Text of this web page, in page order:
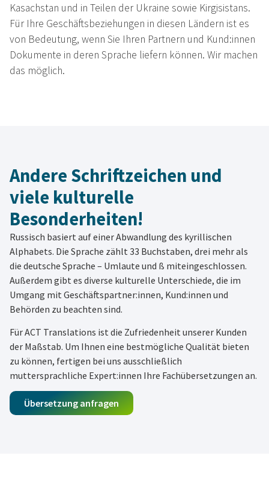
Kasachstan und in Teilen der Ukraine sowie Kirgisistans.
Für Ihre Geschäftsbeziehungen in diesen Ländern ist es
von Bedeutung, wenn Sie Ihren Partnern und Kund:innen
Dokumente in deren Sprache liefern können. Wir machen
das möglich.
Andere Schriftzeichen und
viele kulturelle
Besonderheiten!
Russisch basiert auf einer Abwandlung des kyrillischen
Alphabets. Die Sprache zählt 33 Buchstaben, drei mehr als
die deutsche Sprache – Umlaute und ß miteingeschlossen.
Außerdem gibt es diverse kulturelle Unterschiede, die im
Umgang mit Geschäftspartner:innen, Kund:innen und
Behörden zu beachten sind.
Für ACT Translations ist die Zufriedenheit unserer Kunden
der Maßstab. Um Ihnen eine bestmögliche Qualität bieten
zu können, fertigen bei uns ausschließlich
muttersprachliche Expert:innen Ihre Fachübersetzungen an.
Übersetzung anfragen